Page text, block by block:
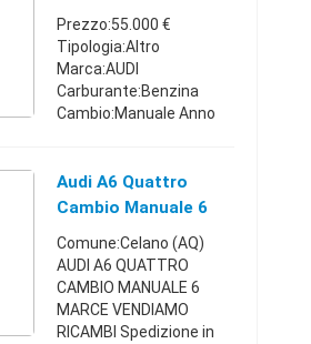
COLLECTORS
Prezzo:55.000 €
Tipologia:Altro
Marca:AUDI
Carburante:Benzina
Cambio:Manuale Anno
Posti:4 Comune:Sesto
San Giovanni (MI)
Condizioni: usat ...
Audi A6 Quattro
Cambio Manuale 6
Marce
Comune:Celano (AQ)
AUDI A6 QUATTRO
CAMBIO MANUALE 6
MARCE VENDIAMO
RICAMBI Spedizione in